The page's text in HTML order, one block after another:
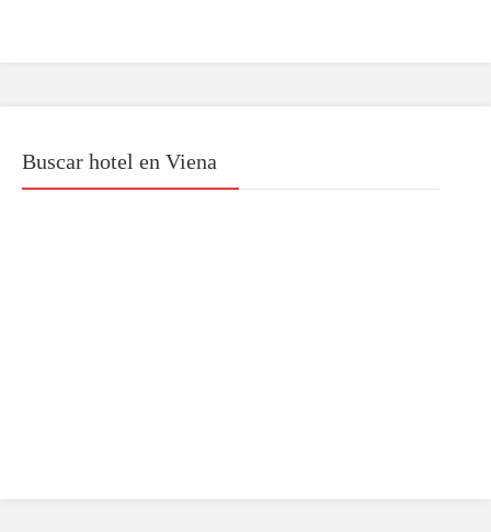
Buscar hotel en Viena